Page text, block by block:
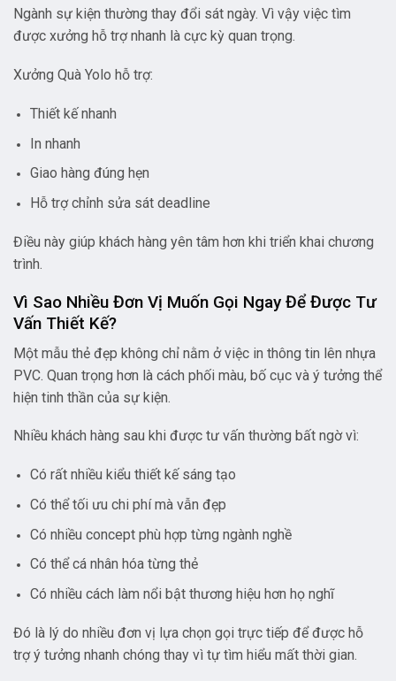
Ngành sự kiện thường thay đổi sát ngày. Vì vậy việc tìm
được xưởng hỗ trợ nhanh là cực kỳ quan trọng.
Xưởng Quà Yolo hỗ trợ:
Thiết kế nhanh
In nhanh
Giao hàng đúng hẹn
Hỗ trợ chỉnh sửa sát deadline
Điều này giúp khách hàng yên tâm hơn khi triển khai chương
trình.
Vì Sao Nhiều Đơn Vị Muốn Gọi Ngay Để Được Tư
Vấn Thiết Kế?
Một mẫu thẻ đẹp không chỉ nằm ở việc in thông tin lên nhựa
PVC. Quan trọng hơn là cách phối màu, bố cục và ý tưởng thể
hiện tinh thần của sự kiện.
Nhiều khách hàng sau khi được tư vấn thường bất ngờ vì:
Có rất nhiều kiểu thiết kế sáng tạo
Có thể tối ưu chi phí mà vẫn đẹp
Có nhiều concept phù hợp từng ngành nghề
Có thể cá nhân hóa từng thẻ
Có nhiều cách làm nổi bật thương hiệu hơn họ nghĩ
Đó là lý do nhiều đơn vị lựa chọn gọi trực tiếp để được hỗ
trợ ý tưởng nhanh chóng thay vì tự tìm hiểu mất thời gian.